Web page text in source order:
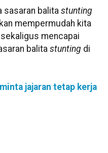
sasaran balita stunting
mempermudah kita
mencapai
balita stunting di
jajaran tetap kerja